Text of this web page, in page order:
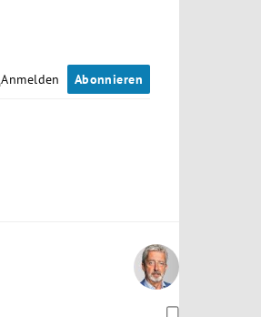
Anmelden Abonnieren